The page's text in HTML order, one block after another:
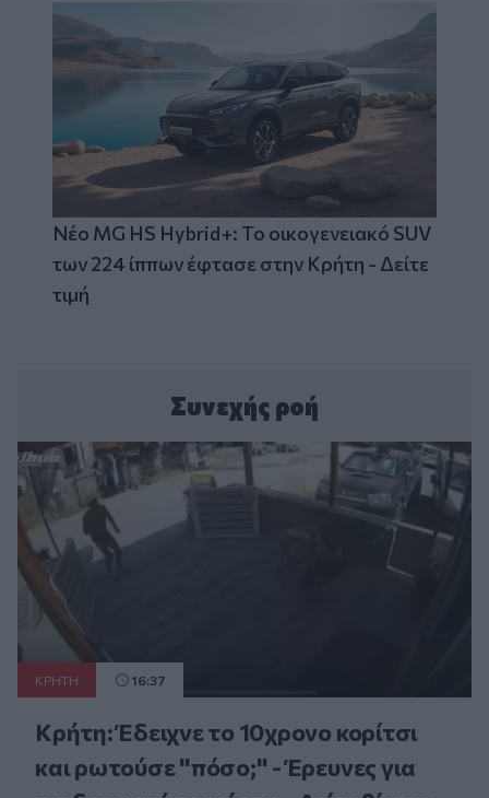
Νέο MG HS Hybrid+: Το οικογενειακό SUV
των 224 ίππων έφτασε στην Κρήτη - Δείτε
τιμή
Συνεχής ροή
ΚΡΗΤΗ 16:37
Κρήτη: Έδειχνε το 10χρονο κορίτσι
και ρωτούσε "πόσο;" - Έρευνες για